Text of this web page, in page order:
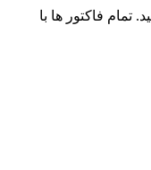
تمام فاکتور ها با